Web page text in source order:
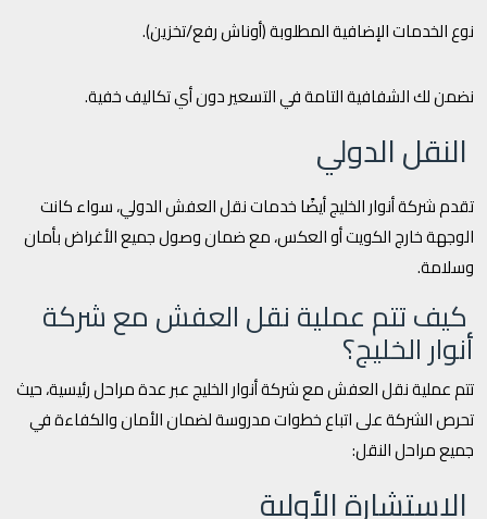
نوع الخدمات الإضافية المطلوبة (أوناش رفع/تخزين).
نضمن لك الشفافية التامة في التسعير دون أي تكاليف خفية.
النقل الدولي
تقدم شركة أنوار الخليج أيضًا خدمات نقل العفش الدولي، سواء كانت
الوجهة خارج الكويت أو العكس، مع ضمان وصول جميع الأغراض بأمان
وسلامة.
كيف تتم عملية نقل العفش مع شركة
أنوار الخليج؟
تتم عملية نقل العفش مع شركة أنوار الخليج عبر عدة مراحل رئيسية، حيث
تحرص الشركة على اتباع خطوات مدروسة لضمان الأمان والكفاءة في
جميع مراحل النقل:
الاستشارة الأولية